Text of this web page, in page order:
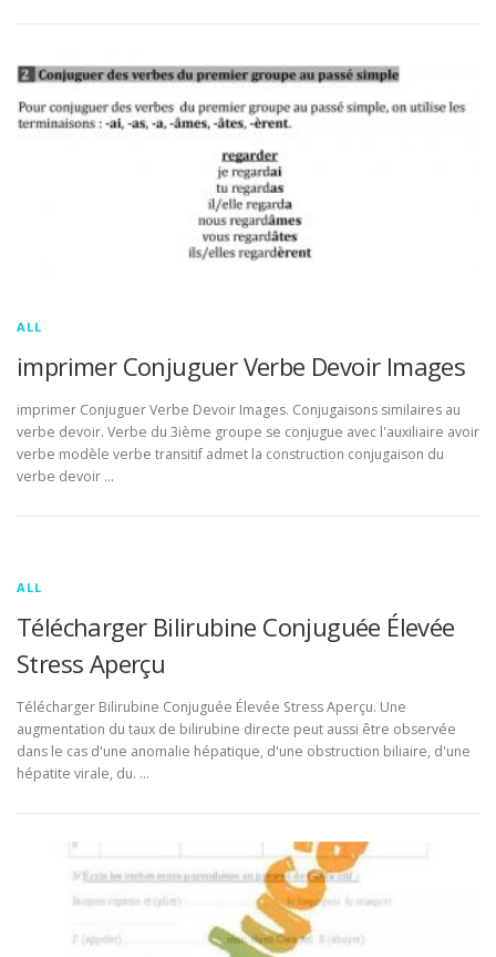
ALL
imprimer Conjuguer Verbe Devoir Images
imprimer Conjuguer Verbe Devoir Images. Conjugaisons similaires au
verbe devoir. Verbe du 3ième groupe se conjugue avec l'auxiliaire avoir
verbe modèle verbe transitif admet la construction conjugaison du
verbe devoir …
ALL
Télécharger Bilirubine Conjuguée Élevée
Stress Aperçu
Télécharger Bilirubine Conjuguée Élevée Stress Aperçu. Une
augmentation du taux de bilirubine directe peut aussi être observée
dans le cas d'une anomalie hépatique, d'une obstruction biliaire, d'une
hépatite virale, du. …